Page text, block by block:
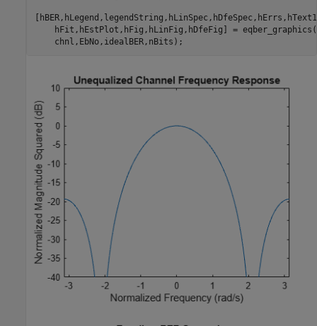
    hFit,hEstPlot,hFig,hLinFig,hDfeFig] = eqber_graphics(